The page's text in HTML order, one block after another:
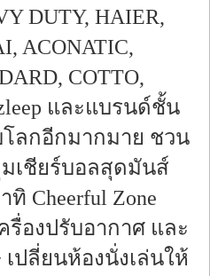
DUTY, HAIER,
ACONATIC,
COTTO,
และแบรนด์ชั้น
ลกอีกมากมาย ชวน
เชียร์บอลสุดมันส์
Cheerful Zone
องปรับอากาศ และ
ปลี่ยนห้องนั่งเล่นให้